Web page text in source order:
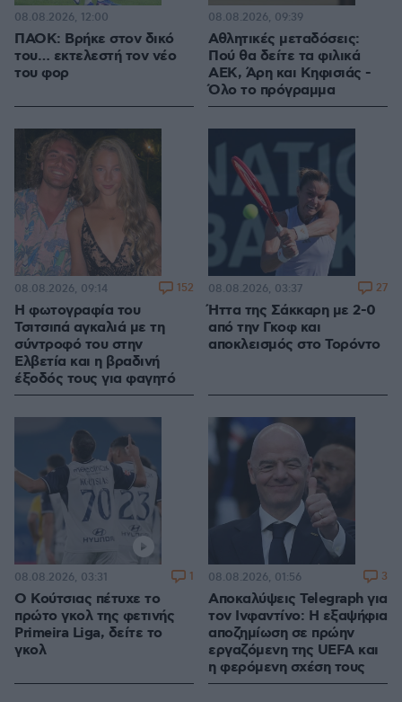
ΠΑΟΚ: Βρήκε στον δικό
του… εκτελεστή τον νέο
του φορ
08.08.2026, 12:00
Αθλητικές μεταδόσεις:
Πού θα δείτε τα φιλικά
ΑΕΚ, Άρη και Κηφισιάς -
Όλο το πρόγραμμα
08.08.2026, 09:39
Η φωτογραφία του
Τσιτσιπά αγκαλιά με τη
σύντροφό του στην
Ελβετία και η βραδινή
έξοδός τους για φαγητό
08.08.2026, 09:14 152
Ήττα της Σάκκαρη με 2-0
από την Γκοφ και
αποκλεισμός στο Τορόντο
08.08.2026, 03:37 27
Ο Κούτσιας πέτυχε το
πρώτο γκολ της φετινής
Primeira Liga, δείτε το
γκολ
08.08.2026, 03:31 1
Αποκαλύψεις Telegraph για
τον Ινφαντίνο: Η εξαψήφια
αποζημίωση σε πρώην
εργαζόμενη της UEFA και
η φερόμενη σχέση τους
08.08.2026, 01:56 3